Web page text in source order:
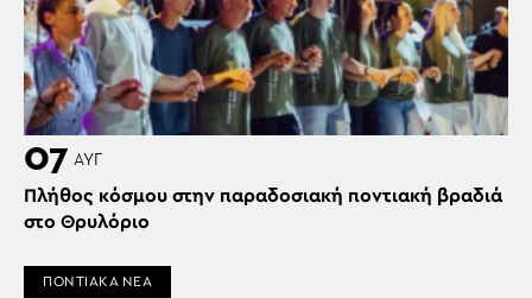
07 ΑΥΓ
Πλήθος κόσμου στην παραδοσιακή ποντιακή βραδιά
στο Θρυλόριο
ΠΟΝΤΙΑΚΑ ΝΕΑ